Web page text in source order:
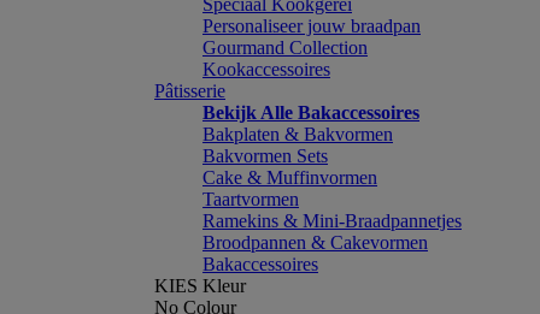
Speciaal Kookgerei
Personaliseer jouw braadpan
Gourmand Collection
Kookaccessoires
Pâtisserie
Bekijk Alle Bakaccessoires
Bakplaten & Bakvormen
Bakvormen Sets
Cake & Muffinvormen
Taartvormen
Ramekins & Mini-Braadpannetjes
Broodpannen & Cakevormen
Bakaccessoires
KIES Kleur
No Colour